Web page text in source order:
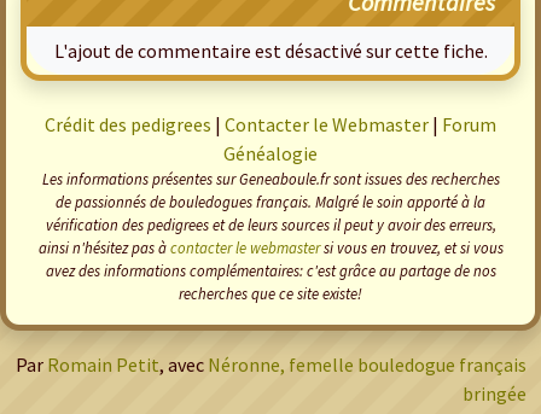
L'ajout de commentaire est désactivé sur cette fiche.
Crédit des pedigrees | Contacter le Webmaster | Forum
Généalogie
Les informations présentes sur Geneaboule.fr sont issues des recherches
de passionnés de bouledogues français. Malgré le soin apporté à la
vérification des pedigrees et de leurs sources il peut y avoir des erreurs,
ainsi n'hésitez pas àcontacter le webmastersi vous en trouvez, et si vous
avez des informations complémentaires: c'est grâce au partage de nos
recherches que ce site existe!
Par Romain Petit, avec Néronne, femelle bouledogue français
bringée